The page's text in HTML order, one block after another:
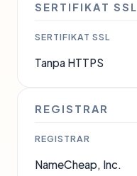
SERTIFIKAT SSL
SERTIFIKAT SSL
Tanpa HTTPS
REGISTRAR
REGISTRAR
NameCheap, Inc.